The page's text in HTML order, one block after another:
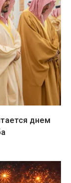
днем